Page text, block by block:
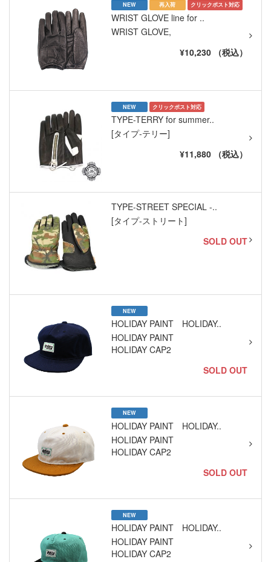
NEW 再入荷 クリックポスト対応
WRIST GLOVE line for ..
WRIST GLOVE,
¥10,230 （税込）
NEW クリックポスト対応
TYPE-TERRY for summer..
[タイプ-テリー]
¥11,880 （税込）
TYPE-STREET SPECIAL -..
[タイプ-ストリート]
SOLD OUT
NEW
HOLIDAY PAINT HOLIDAY..
HOLIDAY PAINT
HOLIDAY CAP2
SOLD OUT
NEW
HOLIDAY PAINT HOLIDAY..
HOLIDAY PAINT
HOLIDAY CAP2
SOLD OUT
NEW
HOLIDAY PAINT HOLIDAY..
HOLIDAY PAINT
HOLIDAY CAP2